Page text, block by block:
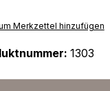
Merkzettel hinzufügen
1303